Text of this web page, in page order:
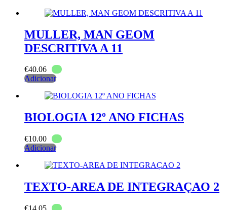
MULLER, MAN GEOM
DESCRITIVA A 11
€40.06
Adicionar
BIOLOGIA 12º ANO FICHAS
€10.00
Adicionar
TEXTO-AREA DE INTEGRAÇAO 2
€14.05